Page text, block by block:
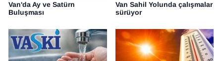
Van'da Ay ve Satürn
Buluşması
Van Sahil Yolunda çalışmalar
sürüyor